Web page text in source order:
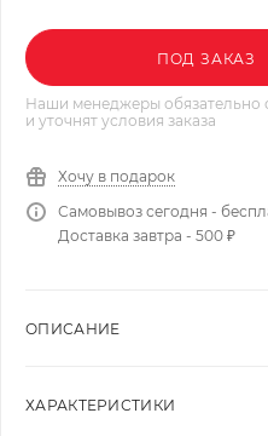
ПОД ЗАКАЗ
Наши менеджеры обязательно
и уточнят условия заказа
Хочу в подарок
Самовывоз сегодня -
Доставка завтра - 500 ₽
ОПИСАНИЕ
ХАРАКТЕРИСТИКИ